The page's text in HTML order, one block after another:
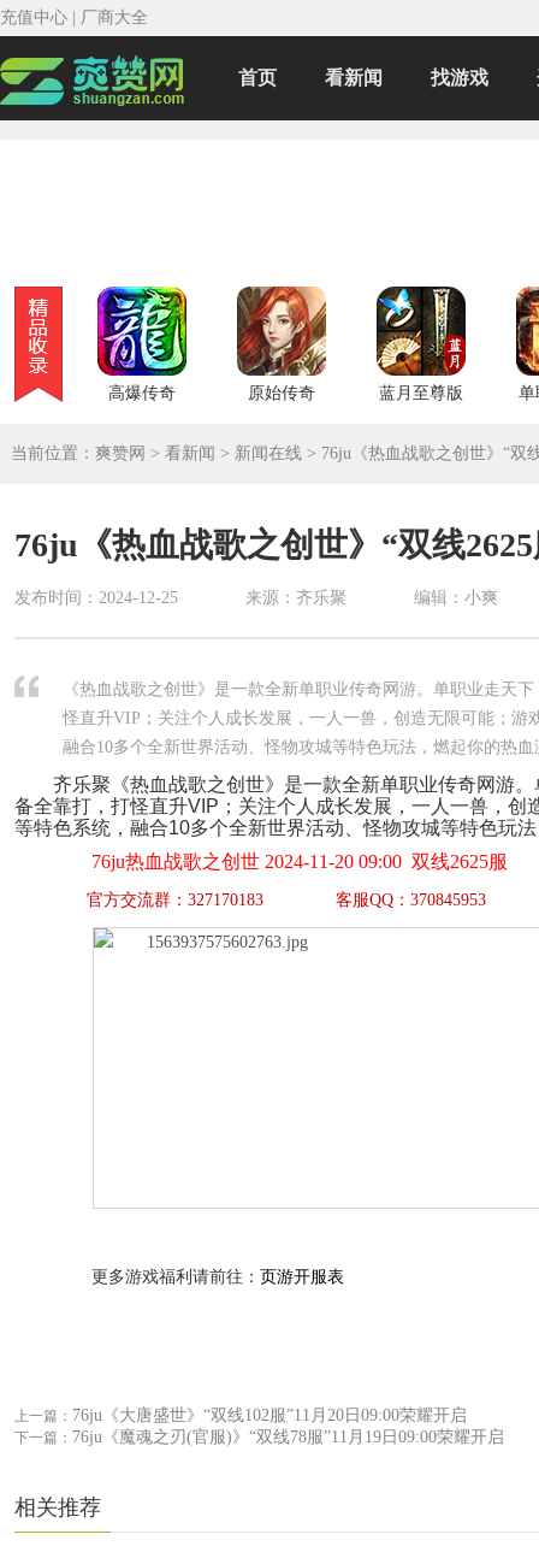
充值中心 厂商大全
首页 看新闻 找游戏
高爆传奇 原始传奇 蓝月至尊版 单
当前位置： 爽赞网 > 看新闻 > 新闻在线 > 76ju《热血战歌之创世》“双
76ju《热血战歌之创世》“双线
发布时间： 2024-12-25 来源：齐乐聚 编辑：小爽
《热血战歌之创世》是一款全新单职业传奇网游。单职业走天
怪直升VIP；关注个人成长发展，一人一兽，创造无限可能；游
融合10多个全新世界活动、怪物攻城等特色玩法，燃起你的热
齐乐聚《热血战歌之创世》是一款全新单职业传奇网游
备全靠打，打怪直升VIP；关注个人成长发展，一人一兽，创
等特色系统，融合10多个全新世界活动、怪物攻城等特色玩
76ju热血战歌之创世 2024-11-20 09:00 双线2625服
官方交流群：327170183 客服QQ：370845953
更多游戏福利请前往： 页游开服表
上一篇： 76ju《大唐盛世》“双线102服”11月20日09:00荣耀开启
下一篇： 76ju《魔魂之刃(官服)》“双线78服”11月19日09:00荣耀开启
相关推荐